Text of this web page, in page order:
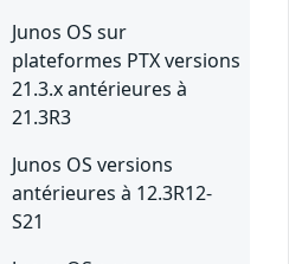
Junos OS sur
plateformes PTX versions
21.3.x antérieures à
21.3R3
Junos OS versions
antérieures à 12.3R12-
S21